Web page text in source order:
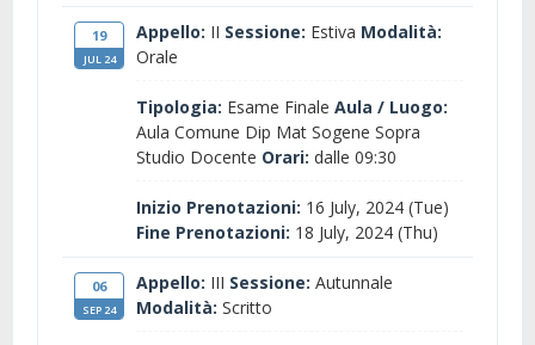
19
JUL 24
Appello: II Sessione: Estiva Modalità:
Orale
Tipologia: Esame Finale Aula / Luogo:
Aula Comune Dip Mat Sogene Sopra
Studio Docente Orari: dalle 09:30
Inizio Prenotazioni: 16 July, 2024 (Tue)
Fine Prenotazioni: 18 July, 2024 (Thu)
06
SEP 24
Appello: III Sessione: Autunnale
Modalità: Scritto